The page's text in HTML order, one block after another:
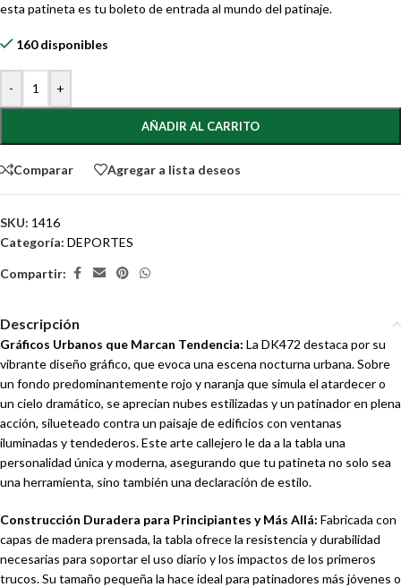
esta patineta es tu boleto de entrada al mundo del patinaje.
160 disponibles
- +
AÑADIR AL CARRITO
Comparar Agregar a lista deseos
SKU: 1416
Categoría: DEPORTES
Compartir:
Descripción
Gráficos Urbanos que Marcan Tendencia: La DK472 destaca por su
vibrante diseño gráfico, que evoca una escena nocturna urbana. Sobre
un fondo predominantemente rojo y naranja que simula el atardecer o
un cielo dramático, se aprecian nubes estilizadas y un patinador en plena
acción, silueteado contra un paisaje de edificios con ventanas
iluminadas y tendederos. Este arte callejero le da a la tabla una
personalidad única y moderna, asegurando que tu patineta no solo sea
una herramienta, sino también una declaración de estilo.
Construcción Duradera para Principiantes y Más Allá: Fabricada con
capas de madera prensada, la tabla ofrece la resistencia y durabilidad
necesarias para soportar el uso diario y los impactos de los primeros
trucos. Su tamaño pequeña la hace ideal para patinadores más jóvenes o